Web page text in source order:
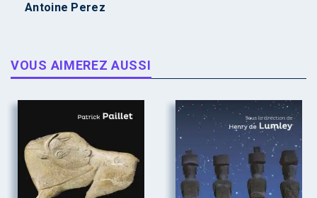
Antoine Perez
VOUS AIMEREZ AUSSI